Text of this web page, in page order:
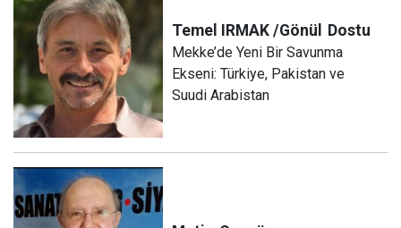
Temel IRMAK /Gönül Dostu
Mekke’de Yeni Bir Savunma
Ekseni: Türkiye, Pakistan ve
Suudi Arabistan